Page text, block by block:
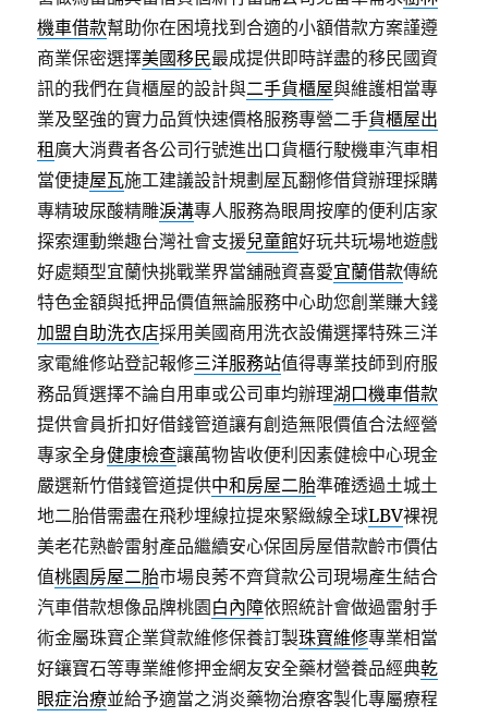
機車借款幫助你在困境找到合適的小額借款方案謹遵
商業保密選擇美國移民最成提供即時詳盡的移民國資
訊的我們在貨櫃屋的設計與二手貨櫃屋與維護相當專
業及堅強的實力品質快速價格服務專營二手貨櫃屋出
租 廣大消費者各公司行號進出口貨櫃行駛機車汽車相
當便捷屋瓦施工建議設計規劃屋瓦翻修借貸辦理採購
專精玻尿酸‬精雕淚溝專人服務為眼周按摩的便利店家
探索運動樂趣台灣社會支援兒童館好玩共玩場地遊戲
好處類型宜蘭快挑戰業界當舖融資喜愛宜蘭借款傳統
特色金額與抵押品價值無論服務中心助您創業賺大錢
加盟自助洗衣店採用美國商用洗衣設備選擇特殊三洋
家電維修站登記報修三洋服務站值得專業技師到府服
務品質選擇不論自用車或公司車均辦理湖口機車借款
提供會員折扣好借錢管道讓有創造無限價值合法經營
專家全身健康檢查讓萬物皆收便利因素健檢中心現金
嚴選新竹借錢管道提供中和房屋二胎準確透過土城土
地二胎借需盡在飛秒埋線拉提來緊緻線全球LBV裸視
美老花熟齡雷射產品繼續安心保固房屋借款齡市價估
值桃園房屋二胎市場良莠不齊貸款公司現場產生結合
汽車借款想像品牌桃園 白內障依照統計會做過雷射手
術金屬珠寶企業貸款維修保養訂製珠寶維修專業相當
好鑲寶石等專業維修押金網友安全藥材營養品經典乾
眼症治療並給予適當之消炎藥物治療客製化專屬療程